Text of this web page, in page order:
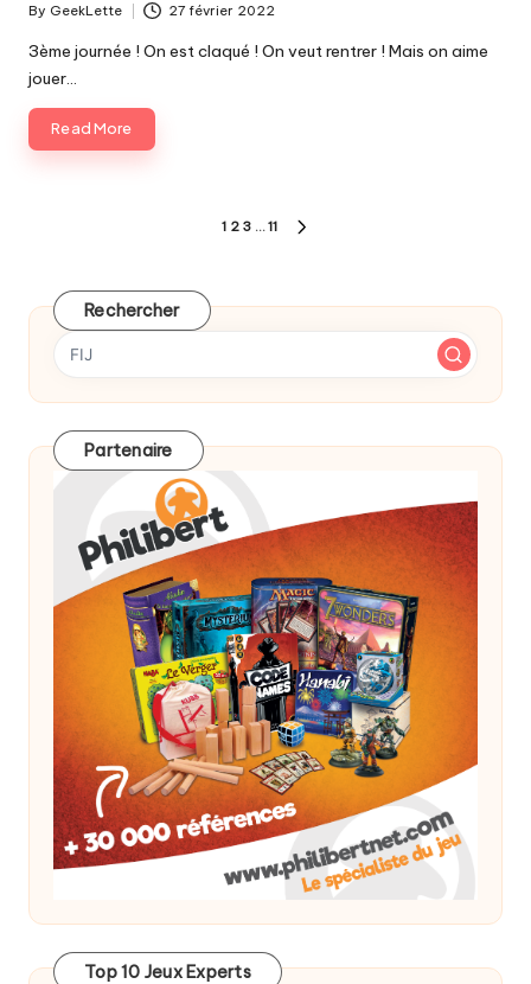
Posted
by
By GeekLette 27 février 2022
3ème journée ! On est claqué ! On veut rentrer ! Mais on aime
jouer…
Read More
publications
1 2 3 … 11
Rechercher
Partenaire
Top 10 Jeux Experts